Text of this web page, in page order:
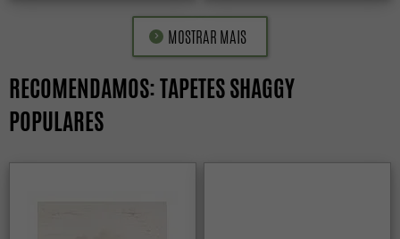
MOSTRAR MAIS
RECOMENDAMOS: TAPETES SHAGGY
POPULARES